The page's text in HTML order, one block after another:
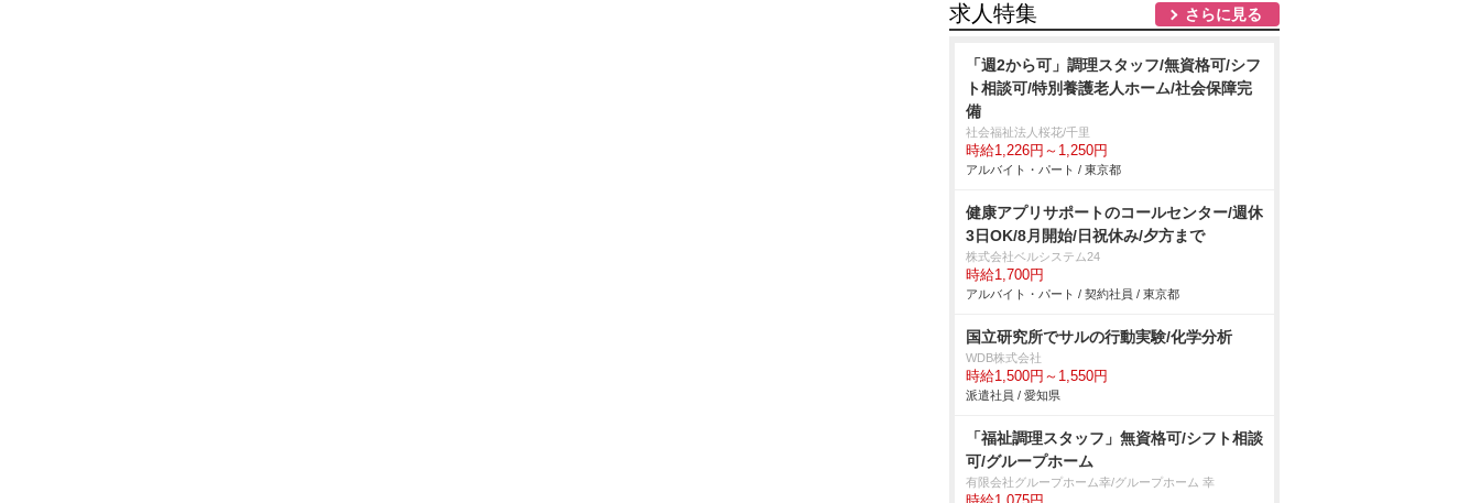
求人特集 さらに見る
「週2から可」調理スタッフ/無資格可/シフ
ト相談可/特別養護老人ホーム/社会保障完
備
社会福祉法人桜花/千里
時給1,226円～1,250円
アルバイト・パート / 東京都
健康アプリサポートのコールセンター/週休
3日OK/8月開始/日祝休み/夕方まで
株式会社ベルシステム24
時給1,700円
アルバイト・パート / 契約社員 / 東京都
国立研究所でサルの行動実験/化学分析
WDB株式会社
時給1,500円～1,550円
派遣社員 / 愛知県
「福祉調理スタッフ」無資格可/シフト相談
可/グループホーム
有限会社グループホーム幸/グループホーム 幸